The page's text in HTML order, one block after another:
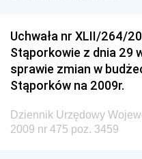
Technologii
Dziennik Urzędowy
Dziennik Urzędowy
Państwowych
Dziennik Urzędowy
Rozwoju
Uchwała nr XLII/264/
Stąporkowie z dnia 29
sprawie zmian w
Stąporków na 2009r.
Dziennik Urzędowy
2009 nr 475 poz. 3459